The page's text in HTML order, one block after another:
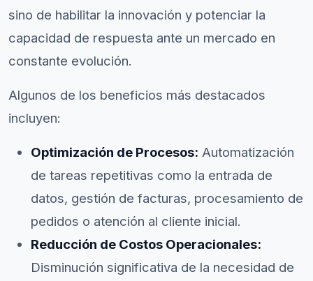
sino de habilitar la innovación y potenciar la
capacidad de respuesta ante un mercado en
constante evolución.
Algunos de los beneficios más destacados
incluyen:
Optimización de Procesos: Automatización
de tareas repetitivas como la entrada de
datos, gestión de facturas, procesamiento de
pedidos o atención al cliente inicial.
Reducción de Costos Operacionales:
Disminución significativa de la necesidad de